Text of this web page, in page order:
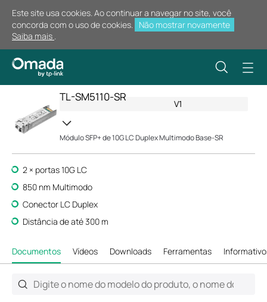
Este site usa cookies. Ao continuar a navegar no site, você
concorda com o uso de cookies.
Não mostrar novamente
Saiba mais .
TL-SM5110-SR
V1
Módulo SFP+ de 10G LC Duplex Multimodo Base-SR
2 × portas 10G LC
850 nm Multimodo
Conector LC Duplex
Distância de até 300 m
Documentos Vídeos Downloads Ferramentas